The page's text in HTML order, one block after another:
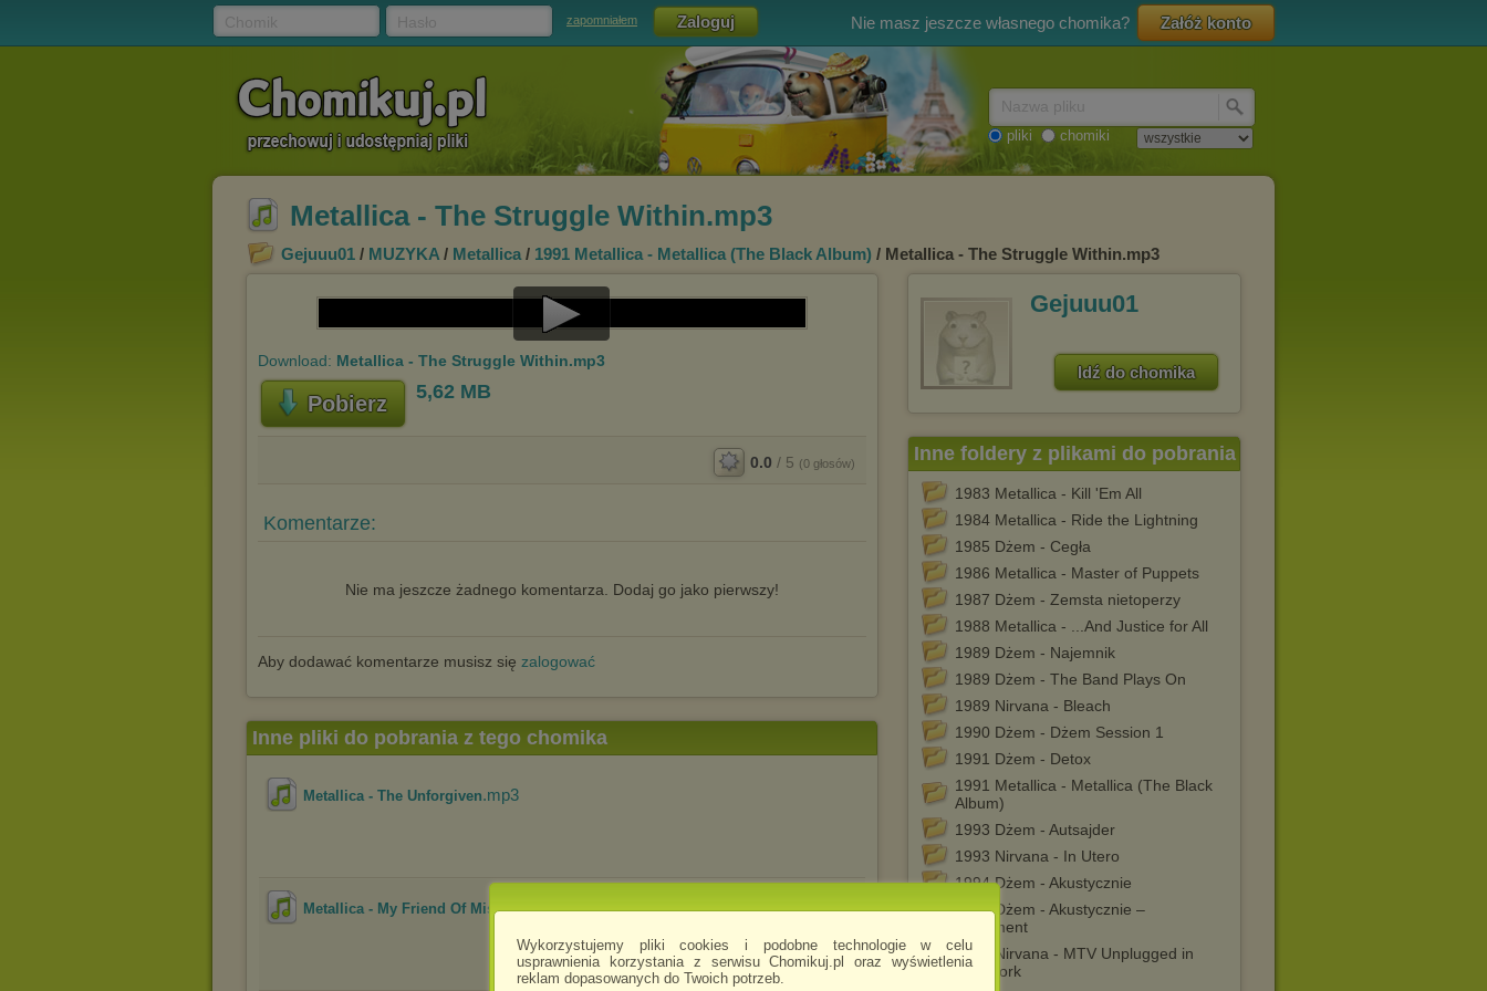
Wykorzystujemy pliki cookies i podobne technologie w celu
usprawnienia korzystania z serwisu Chomikuj.pl oraz wyświetlenia
reklam dopasowanych do Twoich potrzeb.
zapomniałem Nie masz jeszcze własnego chomika? Załóż konto
pliki chomiki
Metallica - The Struggle Within.mp3
Gejuuu01 / MUZYKA / Metallica / 1991 Metallica - Metallica (The Black Album) / Metallica - The Struggle Within.mp3
Play
Download: Metallica - The Struggle Within.mp3
Pobierz 5,62 MB
0.0 / 5 (0 głosów)
Komentarze:
Nie ma jeszcze żadnego komentarza. Dodaj go jako pierwszy!
Aby dodawać komentarze musisz się zalogować
Gejuuu01
Idź do chomika
Inne foldery z plikami do pobrania
1983 Metallica - Kill 'Em All
1984 Metallica - Ride the Lightning
1985 Dżem - Cegła
1986 Metallica - Master of Puppets
1987 Dżem - Zemsta nietoperzy
1988 Metallica - ...And Justice for All
1989 Dżem - Najemnik
1989 Dżem - The Band Plays On
1989 Nirvana - Bleach
1990 Dżem - Dżem Session 1
1991 Dżem - Detox
1991 Metallica - Metallica (The Black
Album)
1993 Dżem - Autsajder
1993 Nirvana - In Utero
1994 Dżem - Akustycznie
1994 Dżem - Akustycznie –
suplement
1994 Nirvana - MTV Unplugged in
New York
Inne pliki do pobrania z tego chomika
Metallica - The Unforgiven.mp3
Metallica - My Friend Of Misery.mp3